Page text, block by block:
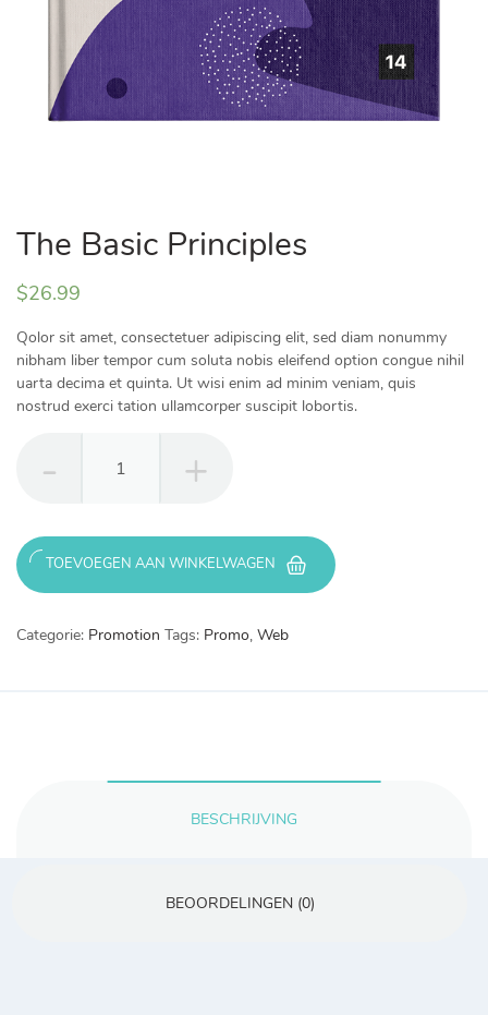
The Basic Principles
$26.99
Qolor sit amet, consectetuer adipiscing elit, sed diam nonummy
nibham liber tempor cum soluta nobis eleifend option congue nihil
uarta decima et quinta. Ut wisi enim ad minim veniam, quis
nostrud exerci tation ullamcorper suscipit lobortis.
Basic
TOEVOEGEN AAN WINKELWAGEN
Categorie: Promotion Tags: Promo, Web
BESCHRIJVING
BEOORDELINGEN (0)